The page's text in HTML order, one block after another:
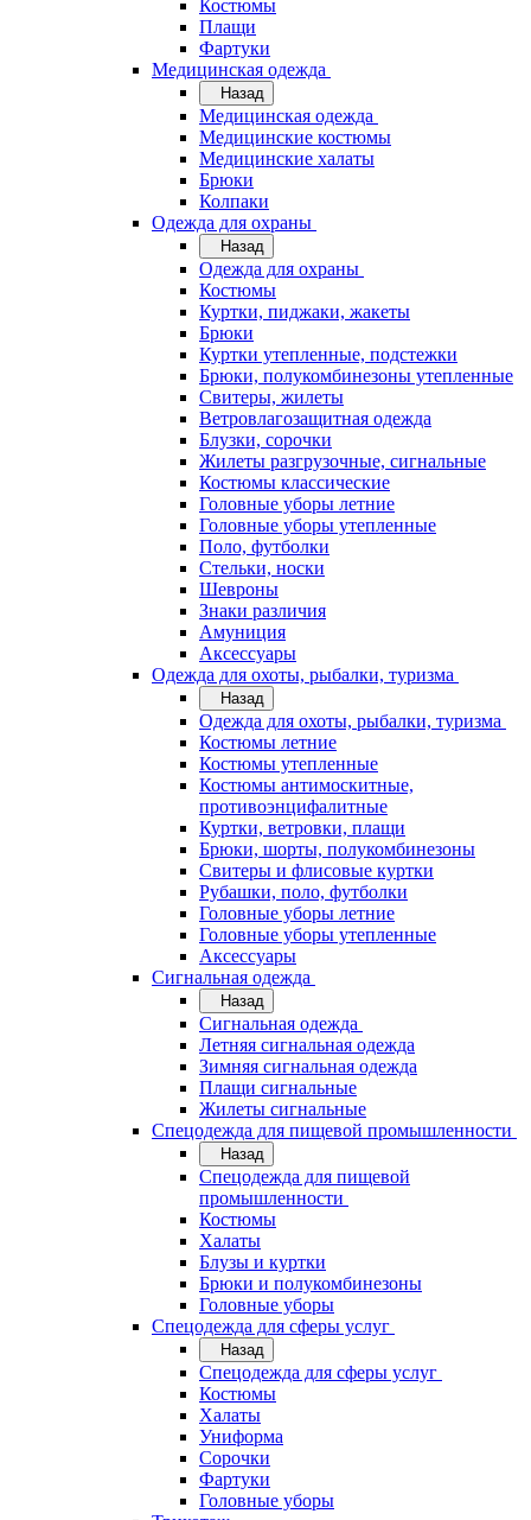
Костюмы
Плащи
Фартуки
Медицинская одежда
Назад
Медицинская одежда
Медицинские костюмы
Медицинские халаты
Брюки
Колпаки
Одежда для охраны
Назад
Одежда для охраны
Костюмы
Куртки, пиджаки, жакеты
Брюки
Куртки утепленные, подстежки
Брюки, полукомбинезоны утепленные
Свитеры, жилеты
Ветровлагозащитная одежда
Блузки, сорочки
Жилеты разгрузочные, сигнальные
Костюмы классические
Головные уборы летние
Головные уборы утепленные
Поло, футболки
Стельки, носки
Шевроны
Знаки различия
Амуниция
Аксессуары
Одежда для охоты, рыбалки, туризма
Назад
Одежда для охоты, рыбалки, туризма
Костюмы летние
Костюмы утепленные
Костюмы антимоскитные,
противоэнцифалитные
Куртки, ветровки, плащи
Брюки, шорты, полукомбинезоны
Свитеры и флисовые куртки
Рубашки, поло, футболки
Головные уборы летние
Головные уборы утепленные
Аксессуары
Сигнальная одежда
Назад
Сигнальная одежда
Летняя сигнальная одежда
Зимняя сигнальная одежда
Плащи сигнальные
Жилеты сигнальные
Спецодежда для пищевой промышленности
Назад
Спецодежда для пищевой
промышленности
Костюмы
Халаты
Блузы и куртки
Брюки и полукомбинезоны
Головные уборы
Спецодежда для сферы услуг
Назад
Спецодежда для сферы услуг
Костюмы
Халаты
Униформа
Сорочки
Фартуки
Головные уборы